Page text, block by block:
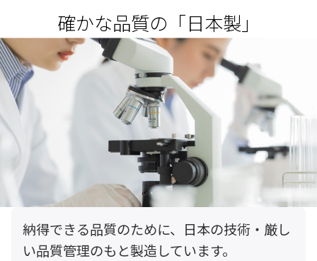
確かな品質の「日本製」
納得できる品質のために、日本の技術・厳し
い品質管理のもと製造しています。